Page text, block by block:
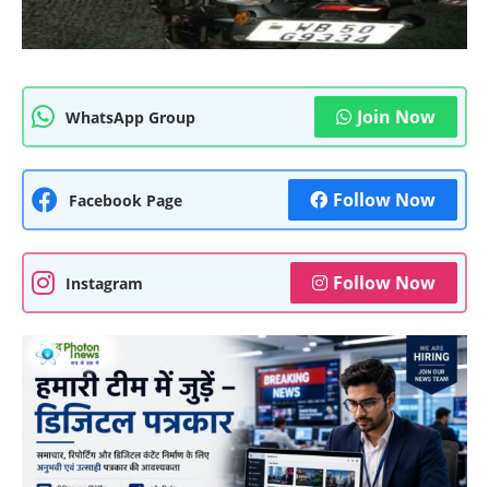
WhatsApp Group Join Now
Facebook Page Follow Now
Instagram Follow Now